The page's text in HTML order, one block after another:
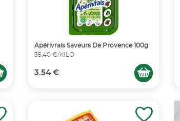
Apérivrais Saveurs De Provence 100g
35,40 €/KILO
3.54 €